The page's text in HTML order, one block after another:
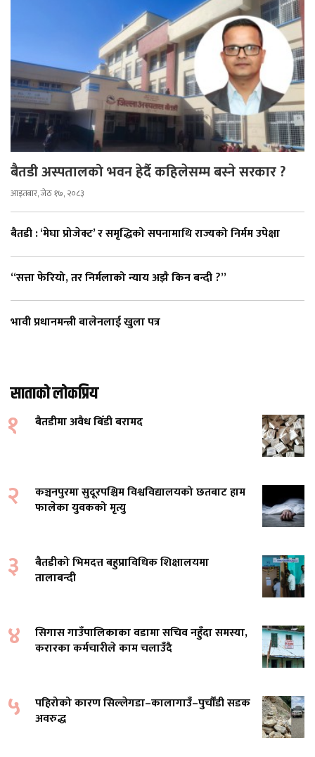
बैतडी अस्पतालको भवन हेर्दै कहिलेसम्म बस्ने सरकार ?
आइतबार, जेठ १७, २०८३
बैतडी : ‘मेघा प्रोजेक्ट’ र समृद्धिको सपनामाथि राज्यको निर्मम उपेक्षा
“सत्ता फेरियो, तर निर्मलाको न्याय अझै किन बन्दी ?”
भावी प्रधानमन्त्री बालेनलाई खुला पत्र
साताको लोकप्रिय
१ बैतडीमा अवैध बिँडी बरामद
२
कञ्चनपुरमा सुदूरपश्चिम विश्वविद्यालयको छतबाट हाम
फालेका युवकको मृत्यु
३
बैतडीको भिमदत्त बहुप्राविधिक शिक्षालयमा
तालाबन्दी
४
सिगास गाउँपालिकाका वडामा सचिव नहुँदा समस्या,
करारका कर्मचारीले काम चलाउँदै
५
पहिरोको कारण सिल्लेगडा–कालागाउँ–पुर्चौंडी सडक
अवरुद्ध